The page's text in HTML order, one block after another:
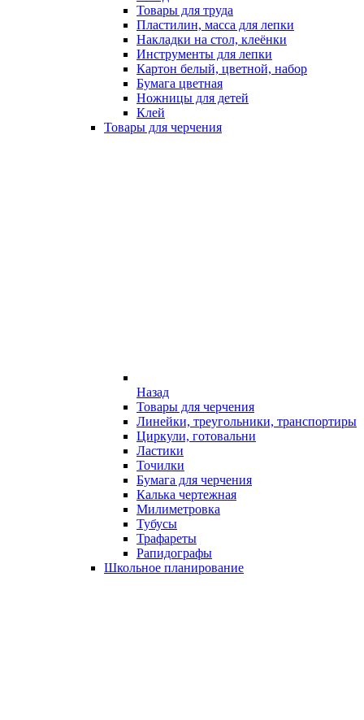
Товары для труда
Пластилин, масса для лепки
Накладки на стол, клеёнки
Инструменты для лепки
Картон белый, цветной, набор
Бумага цветная
Ножницы для детей
Клей
Товары для черчения
Назад
Товары для черчения
Линейки, треугольники, транспортиры
Циркули, готовальни
Ластики
Точилки
Бумага для черчения
Калька чертежная
Милиметровка
Тубусы
Трафареты
Рапидографы
Школьное планирование